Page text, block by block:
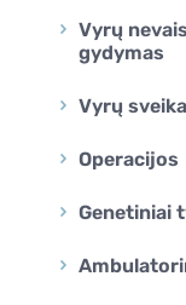
Vyrų
gydymas
Vyrų
Operacijos
Genetiniai